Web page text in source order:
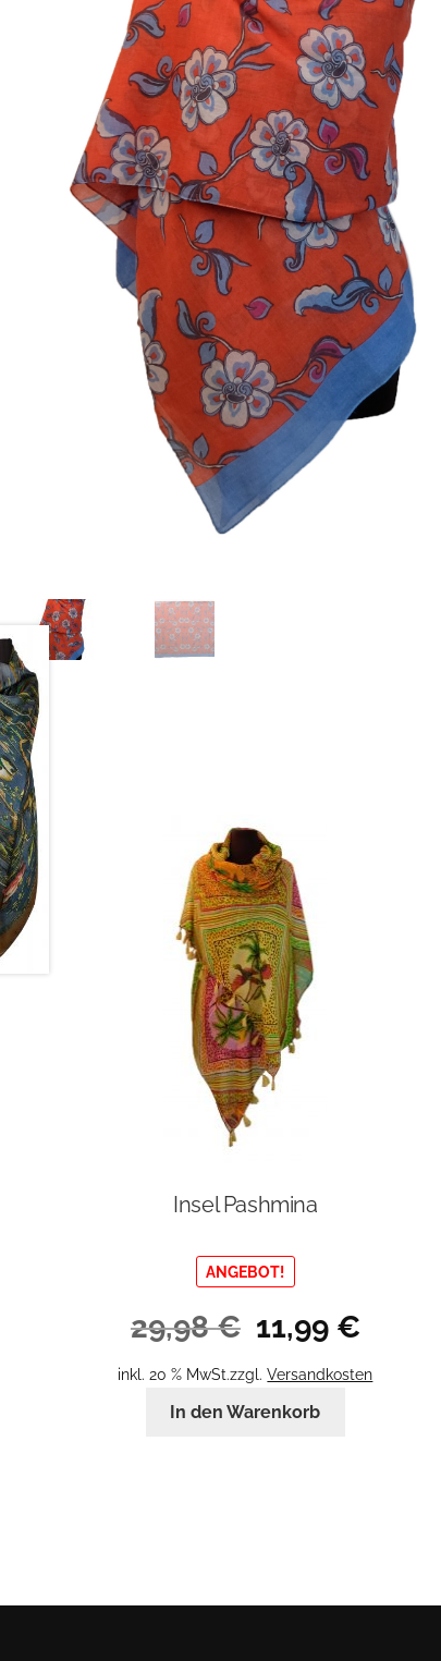
Insel Pashmina
ANGEBOT!
29,98€
Ursprünglicher
Preis
war:
11,99 €Aktueller
ist:
inkl. 20 % MwSt.zzgl.Versandkosten
In den Warenkorb